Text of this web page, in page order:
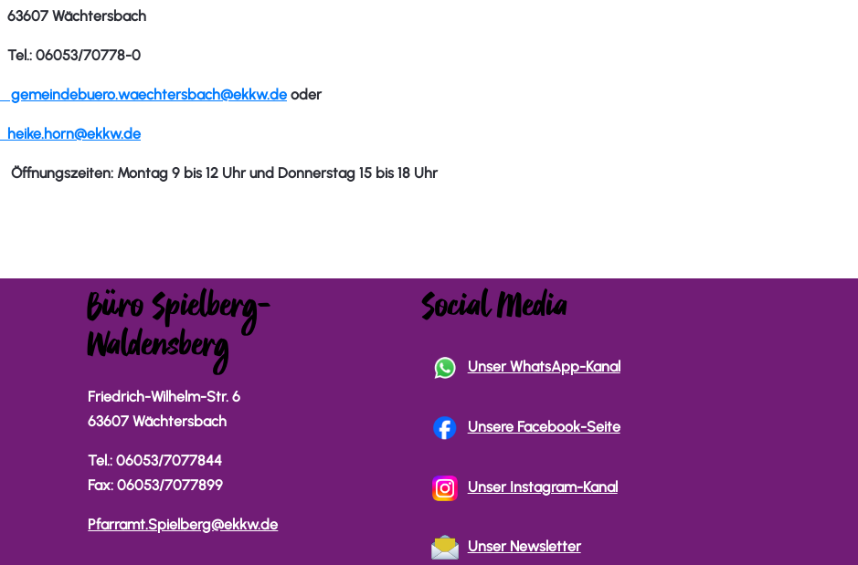
63607 Wächtersbach
Tel.: 06053/70778-0
gemeindebuero.waechtersbach@ekkw.de oder
heike.horn@ekkw.de
Öffnungszeiten: Montag 9 bis 12 Uhr und Donnerstag 15 bis 18 Uhr
Büro Spielberg-
Waldensberg
Friedrich-Wilhelm-Str. 6
63607 Wächtersbach
Tel.: 06053/7077844
Fax: 06053/7077899
Pfarramt.Spielberg@ekkw.de
Social Media
Unser WhatsApp-Kanal
Unsere Facebook-Seite
Unser Instagram-Kanal
Unser Newsletter